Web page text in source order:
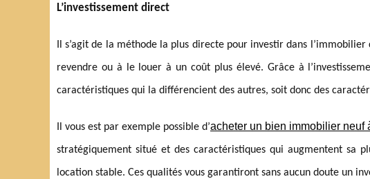
L’investissement direct
Il s’agit de la méthode la plus directe pour investir dans
revendre ou à le louer à un coût plus élevé. Grâce à
caractéristiques qui la différencient des autres, soit donc des
Il vous est par exemple possible d’acheter un bien immobilier neuf
stratégiquement situé et des caractéristiques qui augmentent sa
location stable. Ces qualités vous garantiront sans aucun doute un